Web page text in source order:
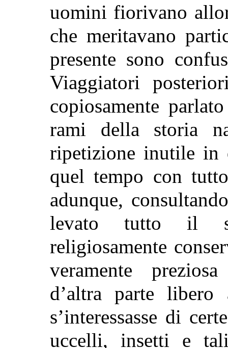
uomini fiorivano
che meritavano
presente sono
Viaggiatori
copiosamente
rami della storia
ripetizione inutile in
quel tempo con
adunque,
levato tutto il
religiosamente
veramente
d’altra parte
s’interessasse di
uccelli, insetti e